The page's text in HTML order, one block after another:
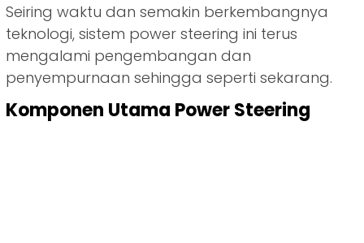
Seiring waktu dan semakin berkembangnya
teknologi, sistem power steering ini terus
mengalami pengembangan dan
penyempurnaan sehingga seperti sekarang.
Komponen Utama Power Steering